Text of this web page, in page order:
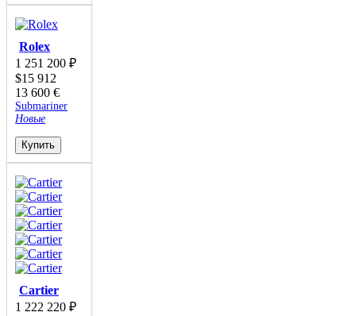
Rolex
1 251 200 ₽
$15 912
13 600 €
Submariner
Новые
Купить
Cartier
1 222 220 ₽